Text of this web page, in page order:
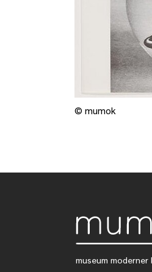
© mumok
museum